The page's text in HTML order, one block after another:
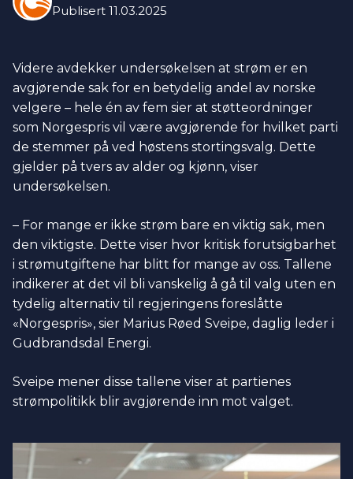
Publisert 11.03.2025
Videre avdekker undersøkelsen at strøm er en
avgjørende sak for en betydelig andel av norske
velgere – hele én av fem sier at støtteordninger
som Norgespris vil være avgjørende for hvilket parti
de stemmer på ved høstens stortingsvalg. Dette
gjelder på tvers av alder og kjønn, viser
undersøkelsen.
– For mange er ikke strøm bare en viktig sak, men
den viktigste. Dette viser hvor kritisk forutsigbarhet
i strømutgiftene har blitt for mange av oss. Tallene
indikerer at det vil bli vanskelig å gå til valg uten en
tydelig alternativ til regjeringens foreslåtte
«Norgespris», sier Marius Røed Sveipe, daglig leder i
Gudbrandsdal Energi.
Sveipe mener disse tallene viser at partienes
strømpolitikk blir avgjørende inn mot valget.